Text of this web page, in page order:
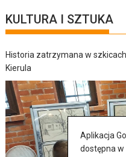
KULTURA I SZTUKA
Historia zatrzymana w
Kierula
Aplikacja
dostępna w